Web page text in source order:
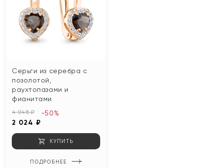
Серьги из серебра с
позолотой,
раухтопазами и
фианитами
4 048 ₽
2 024 ₽
-50%
КУПИТЬ
ПОДРОБНЕЕ